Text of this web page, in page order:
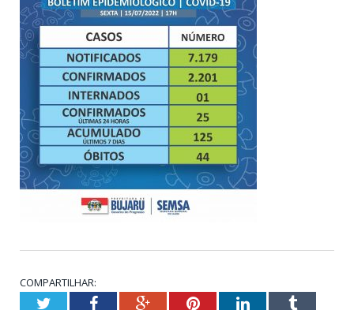
COMPARTILHAR:
TwitterFacebookGoogle+PinterestLinkedInTumblr